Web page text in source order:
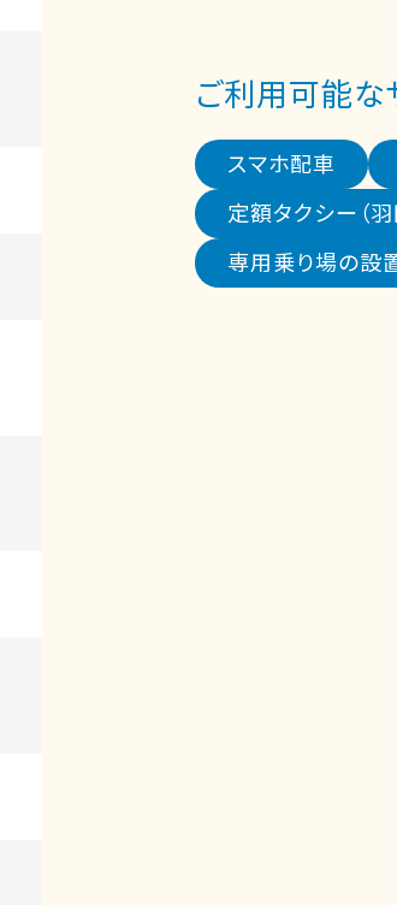
ご利用可能な
スマホ配車
定額タクシー（羽
専用乗り場の設